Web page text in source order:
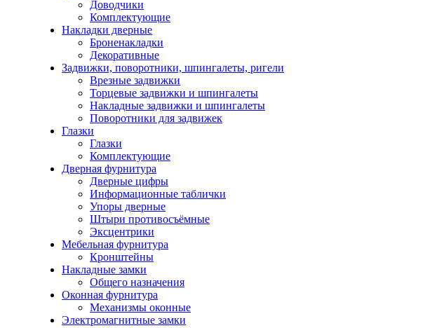
Доводчики
Комплектующие
Накладки дверные
Броненакладки
Декоративные
Задвижки, поворотники, шпингалеты, ригели
Врезные задвижки
Торцевые задвижки и шпингалеты
Накладные задвижки и шпингалеты
Поворотники для задвижек
Глазки
Глазки
Комплектующие
Дверная фурнитура
Дверные цифры
Информационные таблички
Упоры дверные
Штыри противосъёмные
Эксцентрики
Мебельная фурнитура
Кронштейны
Накладные замки
Общего назначения
Оконная фурнитура
Механизмы оконные
Электромагнитные замки